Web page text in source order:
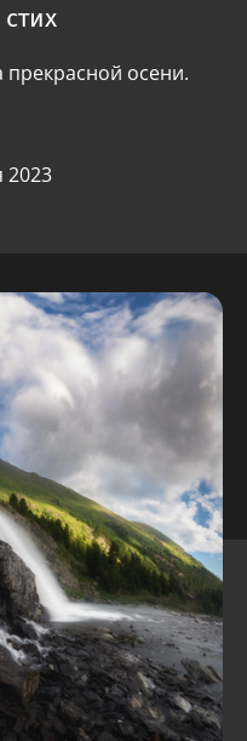
прекрасной осени.
2023